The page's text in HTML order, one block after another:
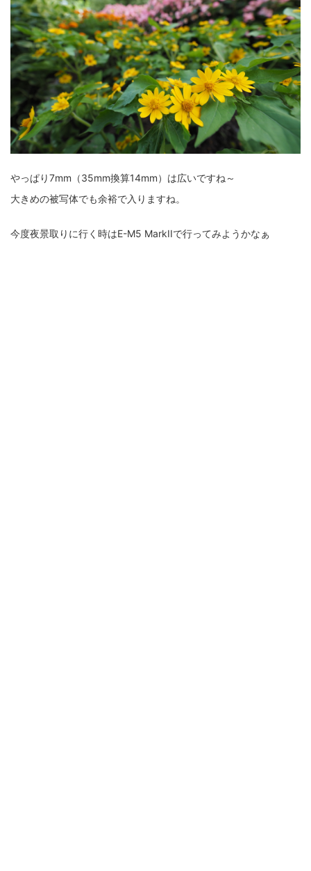
フォクトレンダー ライカIIf ライカM4 ライカM10
ライカM10-R ライカX2 ローライ35
ローライコード 原神
やっぱり7mm（35mm換算14mm）は広いですね～
大きめの被写体でも余裕で入りますね。
今度夜景取りに行く時はE-M5 MarkIIで行ってみようかなぁ